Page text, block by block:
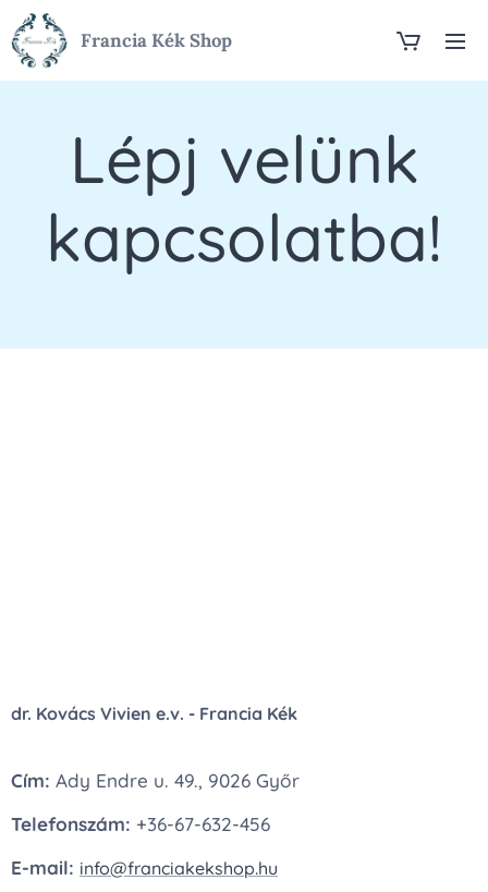
Francia Kék Shop
Lépj velünk
kapcsolatba!
dr. Kovács Vivien e.v. - Francia Kék
Cím: Ady Endre u. 49., 9026 Győr
Telefonszám: +36-67-632-456
E-mail: info@franciakekshop.hu